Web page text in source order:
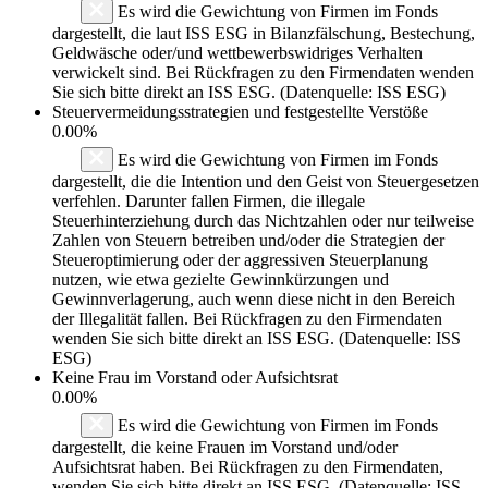
Es wird die Gewichtung von Firmen im Fonds
dargestellt, die laut ISS ESG in Bilanzfälschung, Bestechung,
Geldwäsche oder/und wettbewerbswidriges Verhalten
verwickelt sind. Bei Rückfragen zu den Firmendaten wenden
Sie sich bitte direkt an ISS ESG. (Datenquelle: ISS ESG)
Steuervermeidungsstrategien und festgestellte Verstöße
0.00%
Es wird die Gewichtung von Firmen im Fonds
dargestellt, die die Intention und den Geist von Steuergesetzen
verfehlen. Darunter fallen Firmen, die illegale
Steuerhinterziehung durch das Nichtzahlen oder nur teilweise
Zahlen von Steuern betreiben und/oder die Strategien der
Steueroptimierung oder der aggressiven Steuerplanung
nutzen, wie etwa gezielte Gewinnkürzungen und
Gewinnverlagerung, auch wenn diese nicht in den Bereich
der Illegalität fallen. Bei Rückfragen zu den Firmendaten
wenden Sie sich bitte direkt an ISS ESG. (Datenquelle: ISS
ESG)
Keine Frau im Vorstand oder Aufsichtsrat
0.00%
Es wird die Gewichtung von Firmen im Fonds
dargestellt, die keine Frauen im Vorstand und/oder
Aufsichtsrat haben. Bei Rückfragen zu den Firmendaten,